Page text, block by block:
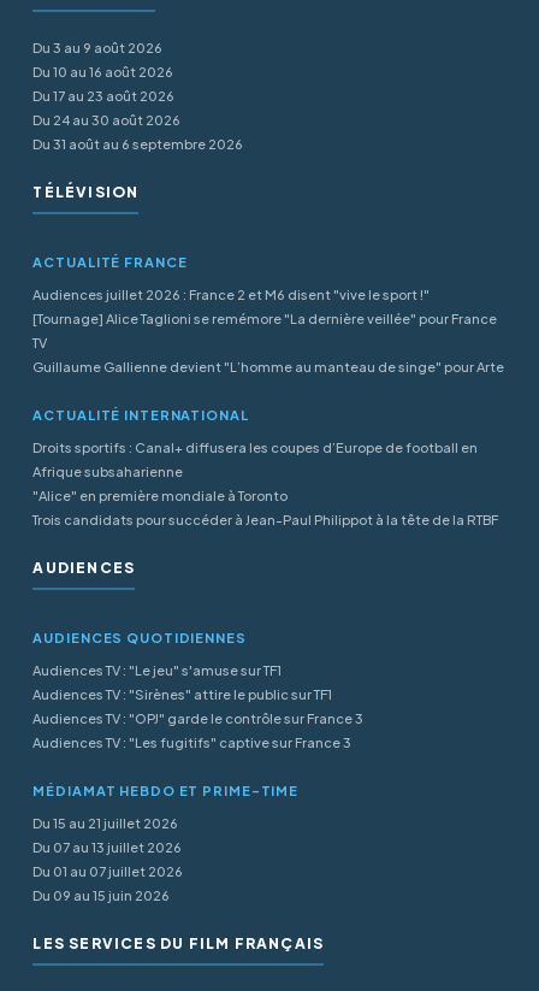
Du 3 au 9 août 2026
Du 10 au 16 août 2026
Du 17 au 23 août 2026
Du 24 au 30 août 2026
Du 31 août au 6 septembre 2026
TÉLÉVISION
ACTUALITÉ FRANCE
Audiences juillet 2026 : France 2 et M6 disent "vive le sport !"
[Tournage] Alice Taglioni se remémore "La dernière veillée" pour France
TV
Guillaume Gallienne devient "L’homme au manteau de singe" pour Arte
ACTUALITÉ INTERNATIONAL
Droits sportifs : Canal+ diffusera les coupes d’Europe de football en
Afrique subsaharienne
"Alice" en première mondiale à Toronto
Trois candidats pour succéder à Jean-Paul Philippot à la tête de la RTBF
AUDIENCES
AUDIENCES QUOTIDIENNES
Audiences TV : "Le jeu" s'amuse sur TF1
Audiences TV : "Sirènes" attire le public sur TF1
Audiences TV : "OPJ" garde le contrôle sur France 3
Audiences TV : "Les fugitifs" captive sur France 3
MÉDIAMAT HEBDO ET PRIME-TIME
Du 15 au 21 juillet 2026
Du 07 au 13 juillet 2026
Du 01 au 07 juillet 2026
Du 09 au 15 juin 2026
LES SERVICES DU FILM FRANÇAIS